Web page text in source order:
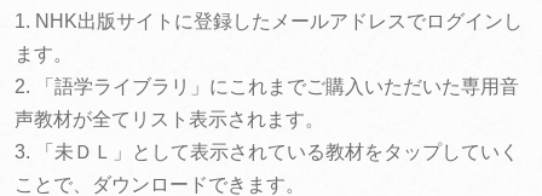
1. NHK出版サイトに登録したメールアドレスでログインし
ます。
2. 「語学ライブラリ」にこれまでご購入いただいた専用音
声教材が全てリスト表示されます。
3. 「未ＤＬ」として表示されている教材をタップしていく
ことで、ダウンロードできます。